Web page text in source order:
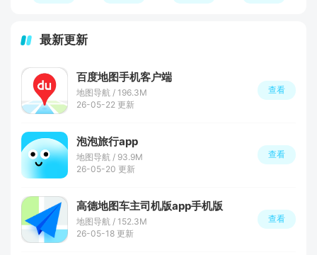
最新更新
百度地图手机客户端
地图导航 / 196.3M
26-05-22 更新
查看
泡泡旅行app
地图导航 / 93.9M
26-05-20 更新
查看
高德地图车主司机版app手机版
地图导航 / 152.3M
26-05-18 更新
查看